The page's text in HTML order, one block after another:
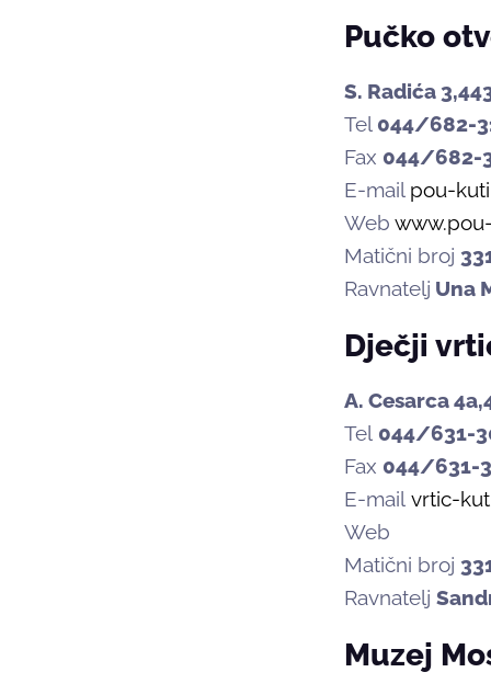
Pučko
S. Radića
Tel 044/682-
Fax 044/682-
E-mail pou-
Web
Matični broj
Ravnatelj Una
Dječji
A. Cesarca
Tel 044/631-
Fax 044/631-
E-mail vrtic-
Web
Matični broj
Ravnatelj
Muzej